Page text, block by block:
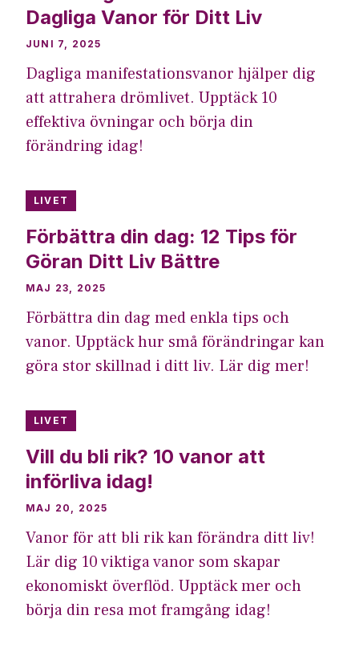
Dagliga Vanor för Ditt Liv
JUNI 7, 2025
Dagliga manifestationsvanor hjälper dig
att attrahera drömlivet. Upptäck 10
effektiva övningar och börja din
förändring idag!
LIVET
Förbättra din dag: 12 Tips för
Göran Ditt Liv Bättre
MAJ 23, 2025
Förbättra din dag med enkla tips och
vanor. Upptäck hur små förändringar kan
göra stor skillnad i ditt liv. Lär dig mer!
LIVET
Vill du bli rik? 10 vanor att
införliva idag!
MAJ 20, 2025
Vanor för att bli rik kan förändra ditt liv!
Lär dig 10 viktiga vanor som skapar
ekonomiskt överflöd. Upptäck mer och
börja din resa mot framgång idag!